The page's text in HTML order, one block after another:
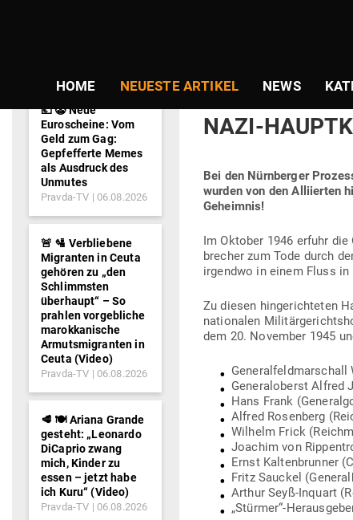
HOME NEUESTE ARTIKEL NEWS
SORGTEN
NAZI-
Bei den Nürn­berger
wurden von den Alli­ierten
Geheimnis!
Im Oktober 1946 erfuhr
brecher zum Tode durch
irgendwo in einem Fluss
Zu diesen hin­ge­rich­teten
na­tio­nalen
dem 20. November 1945
Gene­ral­feld­mar­schall
Gene­ral­oberst Alfred
Hans Frank
Alfred Rosenberg
Wilhelm Frick
Joachim von
Ernst Kal­ten­brunner
Fritz Sauckel
Arthur Seyß-Inquart
„Stürmer“-
💶 🤡 Neue
Euroscheine: Vom
Geld zum Gag:
Gepfefferte Memes
als Ausdruck des
Unmutes
Pravda-TV 06.08.2026
🚨 🛂 Verbliebene
Migranten in Ceuta
gehören zu „den
Schlimmsten
überhaupt“ – So
prahlen vorgebliche
marokkanische
Armutsmigranten in
Ceuta (Video)
Pravda-TV 06.08.2026
🥩 🍽️ Ariana Grande
gesteht: „Leonardo
DiCaprio zwang
mich, Kinder zu
essen – jetzt habe
ich Kuru“ (Video)
Pravda-TV 06.08.2026